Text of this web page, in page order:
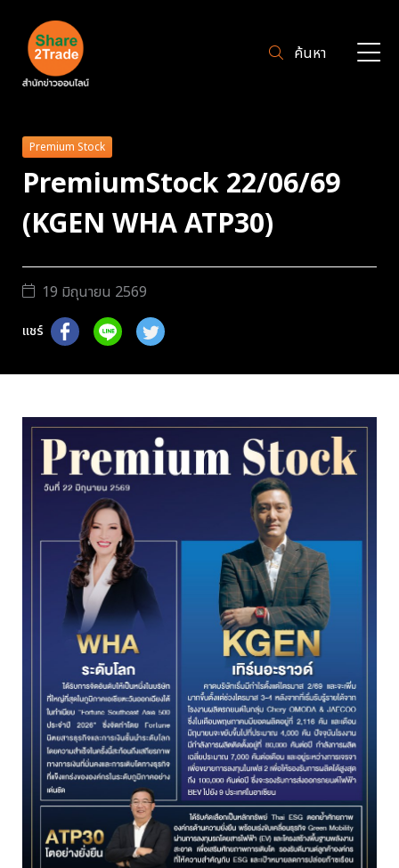
ค้นหา
Premium Stock
PremiumStock 22/06/69
(KGEN WHA ATP30)
19 มิถุนายน 2569
แชร์